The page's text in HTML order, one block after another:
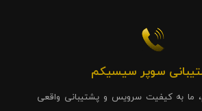
سوپر سیسیکم
ما به کیفیت سرویس و پشتیبانی واقعی